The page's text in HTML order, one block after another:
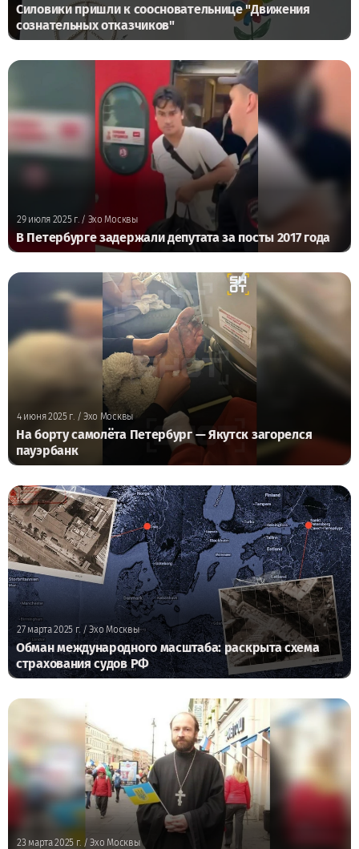
Силовики пришли к соосновательнице "Движения
сознательных отказчиков"
29 июля 2025 г./ Эхо Москвы
В Петербурге задержали депутата за посты 2017 года
4 июня 2025 г./ Эхо Москвы
На борту самолёта Петербург — Якутск загорелся
пауэрбанк
27 марта 2025 г. / Эхо Москвы
Обман международного масштаба: раскрыта схема
страхования судов РФ
23 марта 2025 г. / Эхо Москвы